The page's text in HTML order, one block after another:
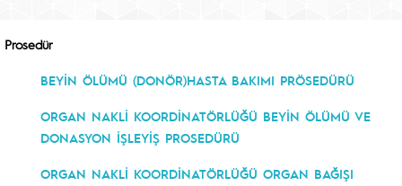
Prosedür
BEYİN ÖLÜMÜ (DONÖR)HASTA BAKIMI PRÖSEDÜRÜ
ORGAN NAKLİ KOORDİNATÖRLÜĞÜ BEYİN ÖLÜMÜ VE
DONASYON İŞLEYİŞ PROSEDÜRÜ
ORGAN NAKLİ KOORDİNATÖRLÜĞÜ ORGAN BAĞIŞI